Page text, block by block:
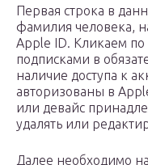
Первая строка в
фамилия человека,
Apple ID. Кликаем
подписками в
наличие доступа к
авторизованы в
или девайс
удалять или
Далее необходимо